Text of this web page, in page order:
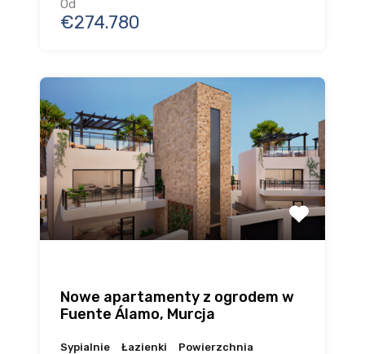
Od
€274.780
Nowe apartamenty z ogrodem w
Fuente Álamo, Murcja
Sypialnie Łazienki Powierzchnia